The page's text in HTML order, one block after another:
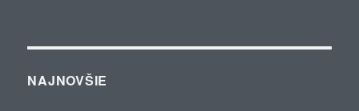
NAJNOVŠIE